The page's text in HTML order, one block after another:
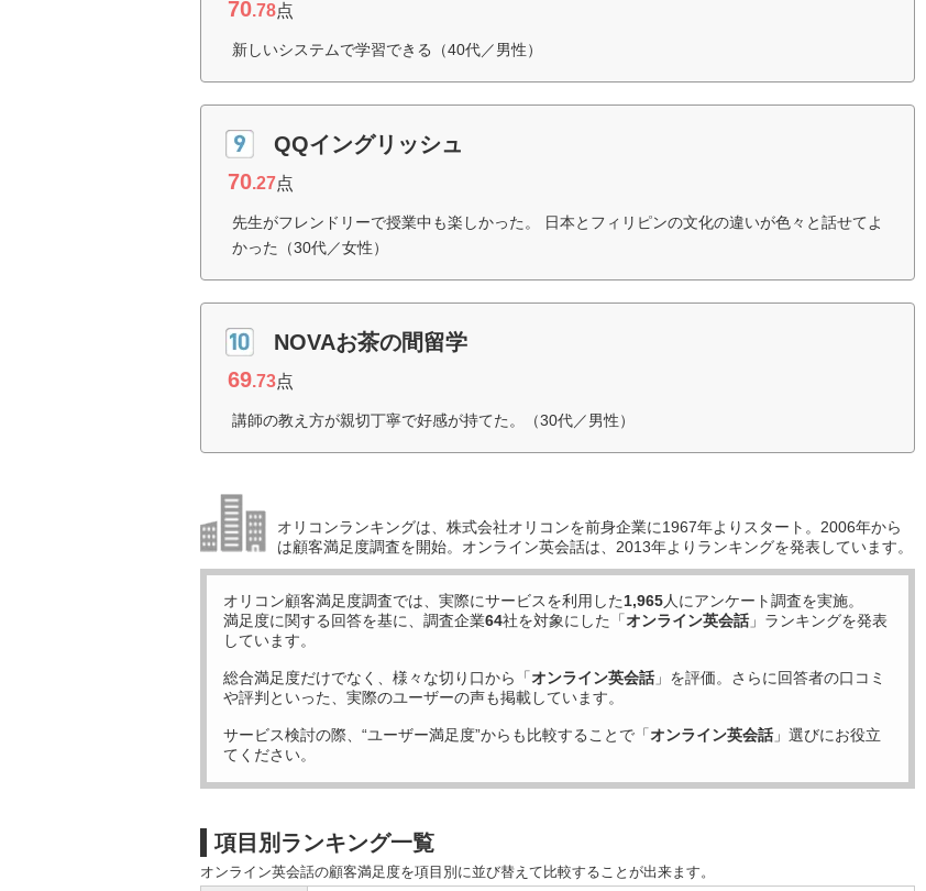
70.78点
新しいシステムで学習できる（40代／男性）
QQイングリッシュ
70.27点
先生がフレンドリーで授業中も楽しかった。 日本とフィリピンの文化の違いが色々と話せてよ
かった（30代／女性）
NOVAお茶の間留学
69.73点
講師の教え方が親切丁寧で好感が持てた。（30代／男性）
オリコンランキングは、株式会社オリコンを前身企業に1967年よりスタート。2006年から
は顧客満足度調査を開始。オンライン英会話は、2013年よりランキングを発表しています。
オリコン顧客満足度調査では、実際にサービスを利用した1,965人にアンケート調査を実施。
満足度に関する回答を基に、調査企業64社を対象にした「オンライン英会話」ランキングを発表
しています。
総合満足度だけでなく、様々な切り口から「オンライン英会話」を評価。さらに回答者の口コミ
や評判といった、実際のユーザーの声も掲載しています。
サービス検討の際、“ユーザー満足度”からも比較することで「オンライン英会話」選びにお役立
てください。
項目別ランキング一覧
オンライン英会話の顧客満足度を項目別に並び替えて比較することが出来ます。